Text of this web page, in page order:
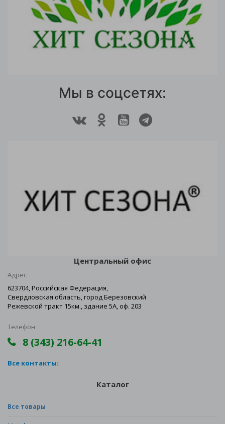
Мы в соцсетях:
Центральный офис
Адрес
623704, Российская Федерация,
Свердловская область, город Березовский
Режевской тракт 15км., здание 5А, оф. 203
Телефон
8 (343) 216-64-41
Все контакты
Каталог
Все товары